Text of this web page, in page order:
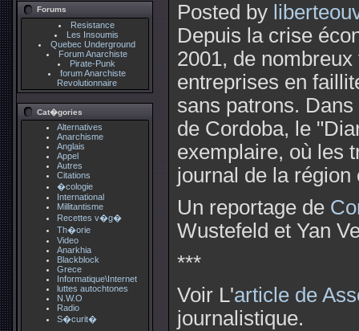
Forums
Resistance
Les Insoumis
Quebec Underground
Forum Anarchiste
Pirate-Punk
forum Anarchiste
Revolutionnaire
Cat�gories
Alternatives
Anarchisme
Anglais
Appel
Autres
Citations
�cologie
International
Millitantisme
Recettes v�g�
Th�orie
Video
Anarkhia
Blackblock
Grece
Informatique\Internet
luttes autochtones
N.W.O
Radio
S�curit�
Posted by
Depuis la crise
2001, de
entreprises en
sans patrons.
de Cordoba, le
exemplaire, où les
journal de la région
Un reportage de
Wustefeld et Yan
***
Voir L'article de
journalistique.